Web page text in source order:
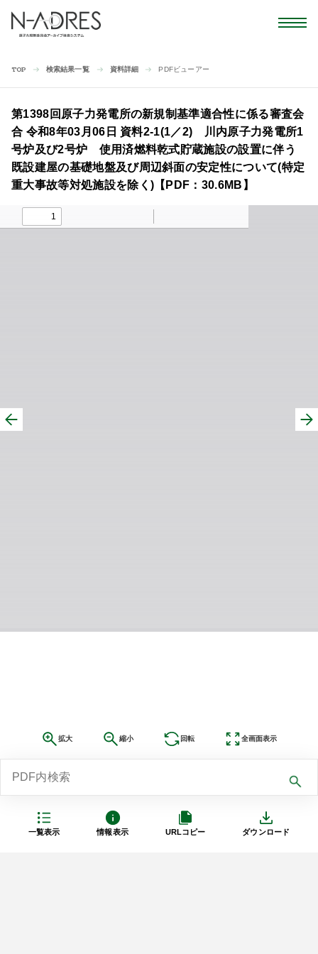
TOP 検索結果一覧 資料詳細 PDFビューアー
一覧表示 情報表示 URLコピー ダウンロード
第1398回原子力発電所の新規制基準適合性に係る審査会
合 令和8年03月06日 資料2-1(1／2) 川内原子力発電所1
号炉及び2号炉 使用済燃料乾式貯蔵施設の設置に伴う
既設建屋の基礎地盤及び周辺斜面の安定性について(特定
重大事故等対処施設を除く)【PDF：30.6MB】
拡大 縮小 回転 全画面表示